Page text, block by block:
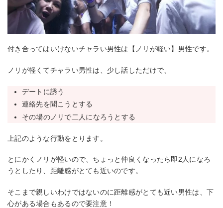
付き合ってはいけないチャラい男性は【ノリが軽い】男性です。
ノリが軽くてチャラい男性は、少し話しただけで、
デートに誘う
連絡先を聞こうとする
その場のノリで二人になろうとする
上記のような行動をとります。
とにかくノリが軽いので、ちょっと仲良くなったら即2人になろ
うとしたり、距離感がとても近いのです。
そこまで親しいわけではないのに距離感がとても近い男性は、下
心がある場合もあるので要注意！